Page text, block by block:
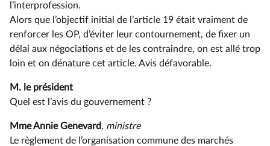
l’interprofession.
Alors que l’objectif initial de l’article 19 était vraiment de
renforcer les OP, d’éviter leur contournement, de fixer un
délai aux négociations et de les contraindre, on est allé trop
loin et on dénature cet article. Avis défavorable.
M. le président
Quel est l’avis du gouvernement ?
Mme Annie Genevard, ministre
Le règlement de l’organisation commune des marchés